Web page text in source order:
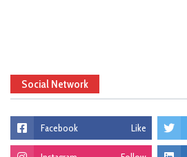
Social Network
Facebook Like